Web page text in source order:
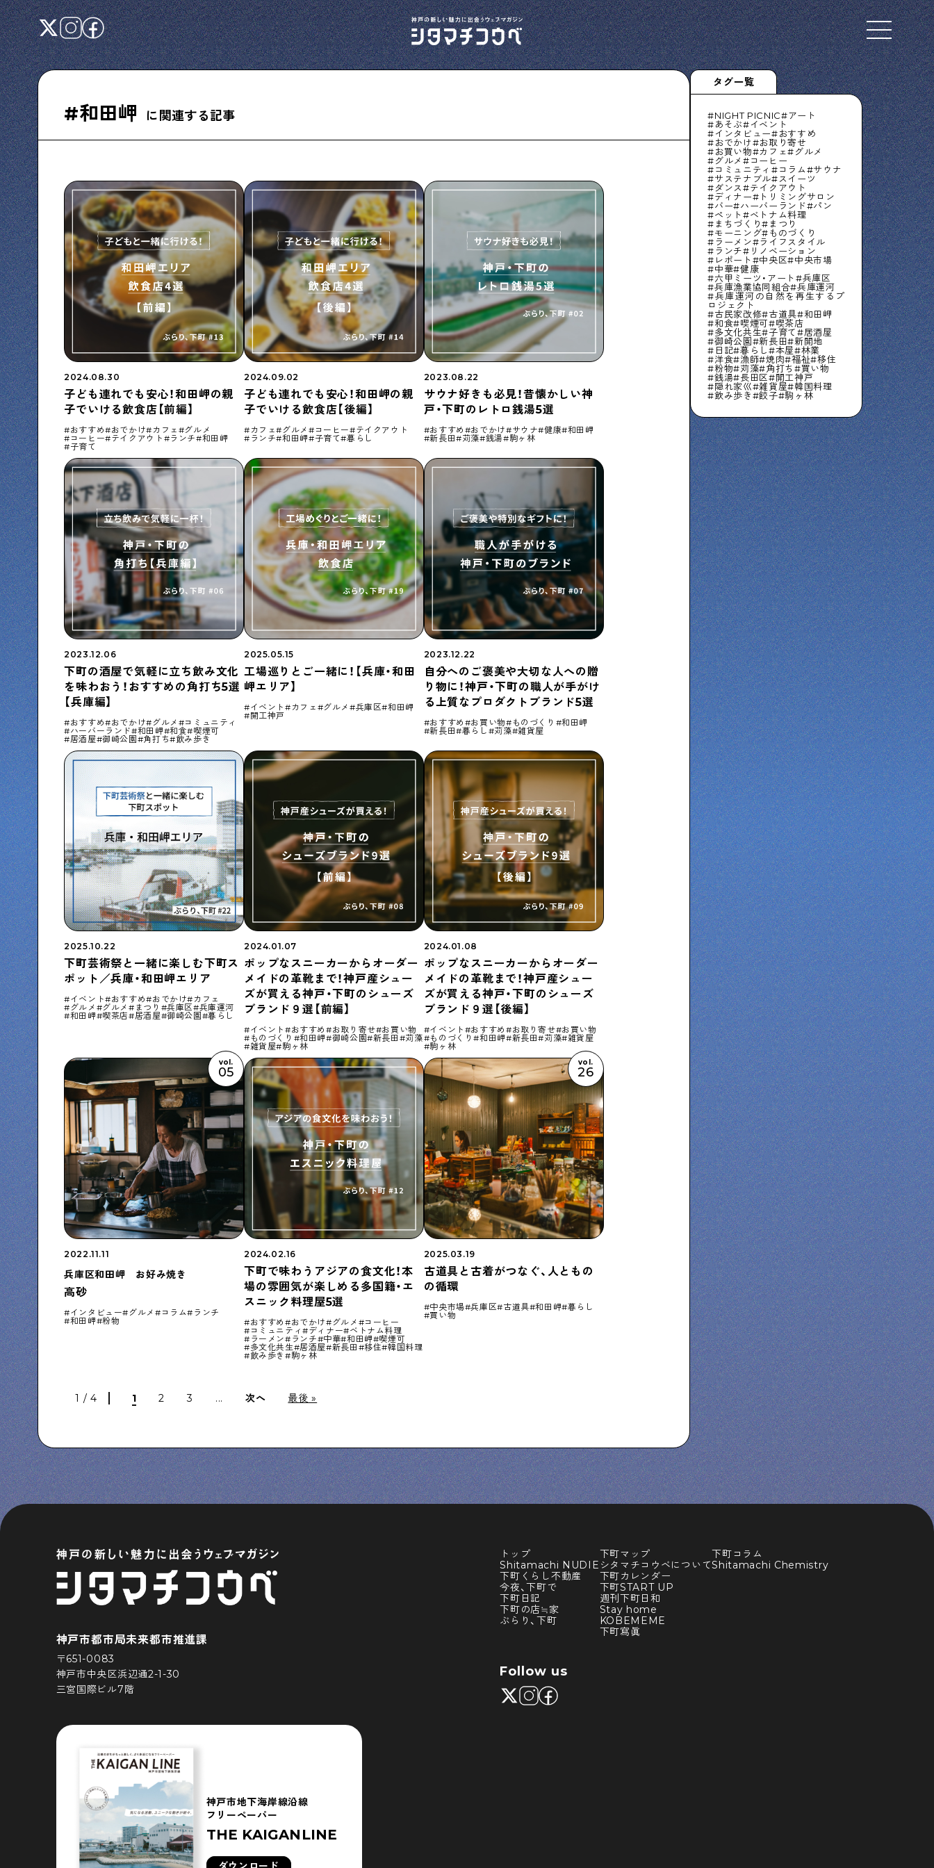
Select Language▼
下町くらし不動産
物件情報やリノベーション事例を紹介します
下町日記
下町に暮らす人たちに日記を書いてもらいま
した
下町の店≒家
下町ならではの家みたいな店を紹介する記事
です
ぶらり、下町
下町の特集記事です
下町コラム
下町の「あの人」が書く連載記事です
Shitamachi Chemistry
下町の「あの人」×「あの人」の科学反応を楽し
む企画です
シタマチコウベについて 下町マップ 下町カレンダー 下町START UP 週刊下町日和 Stay Home 下町寫眞
#和田岬 に関連する記事
2024.08.30
子ども連れでも安心！和田岬の親
子でいける飲食店【前編】
おすすめ おでかけ カフェ
グルメ
コーヒー
テイクアウト ランチ
和田岬
子育て
2024.09.02
子ども連れでも安心！和田岬の親
子でいける飲食店【後編】
カフェ グルメ コーヒー
テイクアウト
ランチ 和田岬 子育て 暮らし
2023.08.22
サウナ好きも必見！昔懐かしい神
戸・下町のレトロ銭湯5選
おすすめ おでかけ サウナ 健康 和田岬
新長田
苅藻 銭湯 駒ヶ林
2023.12.06
下町の酒屋で気軽に立ち飲み文化
を味わおう！おすすめの角打ち5選
【兵庫編】
おすすめ おでかけ グルメ
コミュニティ
ハーバーランド 和田岬 和食
喫煙可
居酒屋
御崎公園 角打ち 飲み歩き
2025.05.15
工場巡りとご一緒に！【兵庫・和田
岬エリア】
イベント カフェ グルメ 兵庫区 和田岬
開工神戸
2023.12.22
自分へのご褒美や大切な人への贈
り物に！神戸・下町の職人が手がけ
る上質なプロダクトブランド5選
おすすめ お買い物 ものづくり
和田岬
新長田 暮らし 苅藻 雑貨屋
2025.10.22
下町芸術祭と一緒に楽しむ下町ス
ポット／兵庫・和田岬エリア
イベント おすすめ おでかけ
カフェ
グルメ
グルメ まつり 兵庫区
兵庫運河
和田岬
喫茶店 居酒屋 御崎公園 暮らし
2024.01.07
ポップなスニーカーからオーダー
メイドの革靴まで！神戸産シュー
ズが買える神戸・下町のシューズ
ブランド９選【前編】
イベント おすすめ お取り寄せ
お買い物
ものづくり
和田岬 御崎公園 新長田
苅藻
雑貨屋
駒ヶ林
2024.01.08
ポップなスニーカーからオーダー
メイドの革靴まで！神戸産シュー
ズが買える神戸・下町のシューズ
ブランド９選【後編】
イベント おすすめ お取り寄せ
お買い物
ものづくり 和田岬 新長田 苅藻 雑貨屋
駒ヶ林
vol.
05
2022.11.11
兵庫区和田岬 お好み焼き
高砂
インタビュー グルメ コラム
ランチ
和田岬
粉物
2024.02.16
下町で味わうアジアの食文化！本
場の雰囲気が楽しめる多国籍・エ
スニック料理屋5選
おすすめ おでかけ グルメ
コーヒー
コミュニティ
ディナー
ベトナム料理
ラーメン
ランチ 中華 和田岬
喫煙可
多文化共生
居酒屋 新長田 移住 韓国料理
飲み歩き
駒ヶ林
vol.
26
2025.03.19
古道具と古着がつなぐ、人ともの
の循環
中央市場 兵庫区 古道具 和田岬 暮らし
買い物
1 / 4 1 2 3 ... 次へ 最後 »
タグ一覧
NIGHT PICNIC
アート
あそぶ
イベント
インタビュー
おすすめ
おでかけ
お取り寄せ
お買い物
カフェ
グルメ
グルメ
コーヒー
コミュニティ
コラム
サウナ
サステナブル
スイーツ
ダンス
テイクアウト
ディナー
トリミングサロン
バー
ハーバーランド
パン
ペット
ベトナム料理
まちづくり
まつり
モーニング
ものづくり
ラーメン
ライフスタイル
ランチ
リノベーション
レポート
中央区
中央市場
中華
健康
六甲ミーツ・アート
兵庫区
兵庫漁業協同組合
兵庫運河
兵庫運河の自然を再生するプ
ロジェクト
古民家改修
古道具
和田岬
和食
喫煙可
喫茶店
多文化共生
子育て
居酒屋
御崎公園
新長田
新開地
日記
暮らし 本屋
林業
洋食
漁師 焼肉 福祉
移住
粉物
苅藻 角打ち
買い物
銭湯
長田区
開工神戸
隠れ家巛
雑貨屋
韓国料理
飲み歩き
餃子 駒ヶ林
トップ
Shitamachi NUDIE
下町くらし不動産
今夜、下町で
下町日記
下町の店≒家
ぶらり、下町
下町マップ
シタマチコウベについて
下町カレンダー
下町START UP
週刊下町日和
Stay home
KOBEMEME
下町寫眞
下町コラム
Shitamachi Chemistry
Follow us
神戸市都市局未来都市推進課
〒651-0083
神戸市中央区浜辺通2-1-30
三宮国際ビル7階
神戸市地下海岸線沿線
フリーペーパー
THE KAIGANLINE